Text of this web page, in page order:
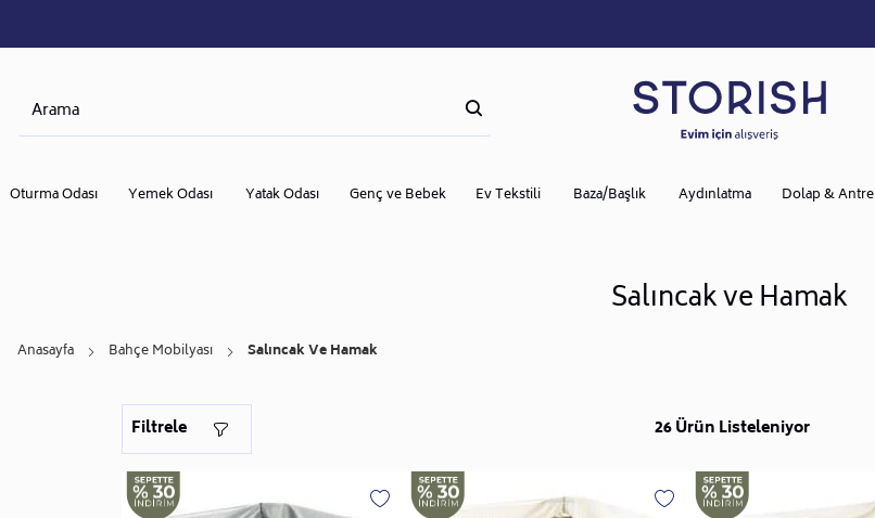
Oturma Odası Yemek Odası Yatak Odası Genç ve Bebek Ev Tekstili Baza/Başlık Aydınlatma Dolap & Antre
Salıncak ve Hamak
Anasayfa Bahçe Mobilyası Salıncak Ve Hamak
Filtrele 26 Ürün Listeleniyor